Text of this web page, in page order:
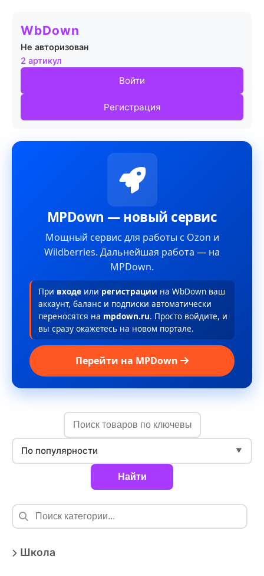
WbDown
Не авторизован
2 артикул
Войти
Регистрация
MPDown — новый сервис
Мощный сервис для работы с Ozon и
Wildberries. Дальнейшая работа — на
MPDown.
При входе или регистрации на WbDown ваш
аккаунт, баланс и подписки автоматически
переносятся на mpdown.ru. Просто войдите, и
вы сразу окажетесь на новом портале.
Перейти на MPDown
По популярности ▼
Найти
Школа